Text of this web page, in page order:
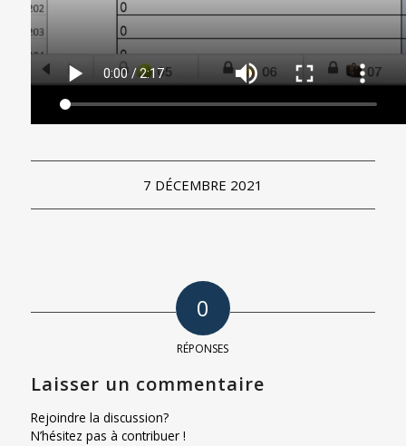
7 DÉCEMBRE 2021
0
RÉPONSES
Laisser un commentaire
Rejoindre la discussion?
N’hésitez pas à contribuer !